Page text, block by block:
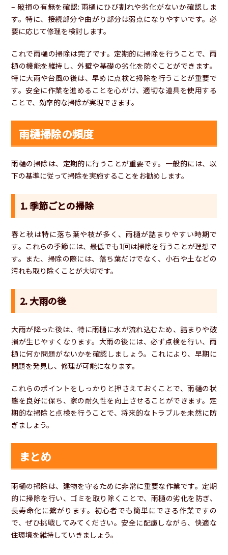
– 破損の有無を確認: 雨樋にひび割れや劣化がないか確認しま
す。特に、接続部分や曲がり部分は弱点になりやすいです。必
要に応じて修理を検討します。
これで雨樋の掃除は完了です。定期的に掃除を行うことで、雨
樋の機能を維持し、外壁や基礎の劣化を防ぐことができます。
特に大雨や台風の後は、早めに点検と掃除を行うことが重要で
す。安全に作業を進めることを心がけ、適切な道具を使用する
ことで、効率的な掃除が実現できます。
雨樋掃除の頻度
雨樋の掃除は、定期的に行うことが重要です。一般的には、以
下の基準に従って掃除を実施することをお勧めします。
1. 季節ごとの掃除
春と秋は特に落ち葉や枝が多く、雨樋が詰まりやすい時期で
す。これらの季節には、最低でも1回は掃除を行うことが理想で
す。また、掃除の際には、落ち葉だけでなく、小石や土などの
汚れも取り除くことが大切です。
2. 大雨の後
大雨が降った後は、特に雨樋に水が流れ込むため、詰まりや破
損が生じやすくなります。大雨の後には、必ず点検を行い、雨
樋に何か問題がないかを確認しましょう。これにより、早期に
問題を発見し、修理が可能になります。
これらのポイントをしっかりと押さえておくことで、雨樋の状
態を良好に保ち、家の耐久性を向上させることができます。定
期的な掃除と点検を行うことで、将来的なトラブルを未然に防
ぎましょう。
まとめ
雨樋の掃除は、建物を守るために非常に重要な作業です。定期
的に掃除を行い、ゴミを取り除くことで、雨樋の劣化を防ぎ、
長寿命化に繋がります。初心者でも簡単にできる作業ですの
で、ぜひ挑戦してみてください。安全に配慮しながら、快適な
住環境を維持していきましょう。